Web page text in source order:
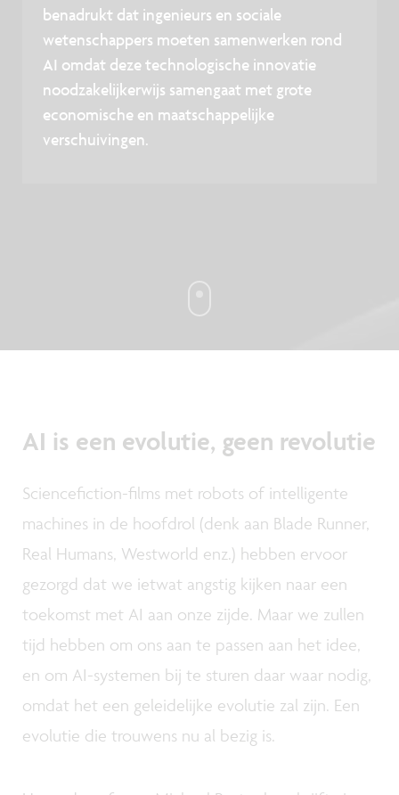
benadrukt dat ingenieurs en sociale
wetenschappers moeten samenwerken rond
AI omdat deze technologische innovatie
noodzakelijkerwijs samengaat met grote
economische en maatschappelijke
verschuivingen.
AI is een evolutie, geen revolutie
Sciencefiction-films met robots of intelligente
machines in de hoofdrol (denk aan Blade Runner,
Real Humans, Westworld enz.) hebben ervoor
gezorgd dat we ietwat angstig kijken naar een
toekomst met AI aan onze zijde. Maar we zullen
tijd hebben om ons aan te passen aan het idee,
en om AI-systemen bij te sturen daar waar nodig,
omdat het een geleidelijke evolutie zal zijn. Een
evolutie die trouwens nu al bezig is.